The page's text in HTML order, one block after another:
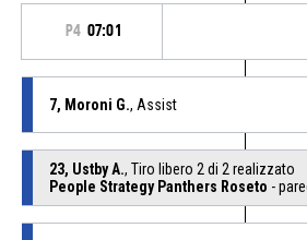
P4 07:01
7, Moroni G., Assist
23, Ustby A., Tiro libero 2 di 2 realizzato
People Strategy Panthers Roseto -